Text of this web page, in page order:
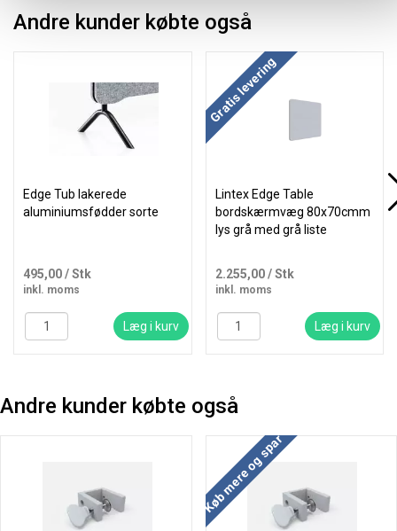
Andre kunder købte også
Edge Tub lakerede
aluminiumsfødder sorte
495,00/ Stk
inkl. moms
Læg i kurv
Køb mere og spar
Gratis levering
Lintex Edge Table
bordskærmvæg 80x70cmm
lys grå med grå liste
2.255,00/ Stk
inkl. moms
Læg i kurv
Andre kunder købte også
Køb mere og spar